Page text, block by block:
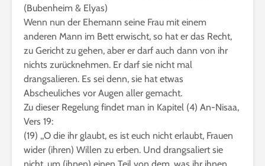
(Bubenheim & Elyas)
Wenn nun der Ehemann seine Frau mit einem
anderen Mann im Bett erwischt, so hat er das Recht,
zu Gericht zu gehen, aber er darf auch dann von ihr
nichts zurücknehmen. Er darf sie nicht mal
drangsalieren. Es sei denn, sie hat etwas
Abscheuliches vor Augen aller gemacht.
Zu dieser Regelung findet man in Kapitel (4) An-Nisaa,
Vers 19:
(19) ,,O die ihr glaubt, es ist euch nicht erlaubt, Frauen
wider (ihren) Willen zu erben. Und drangsaliert sie